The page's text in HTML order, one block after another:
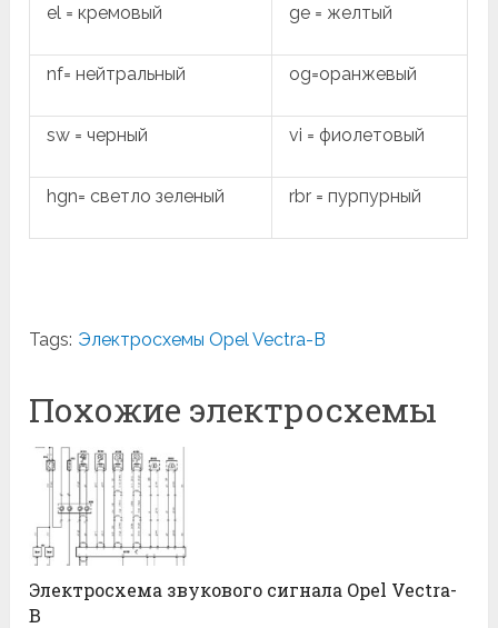
el = кремовый ge = желтый
nf= нейтральный og=оранжевый
sw = черный vi = фиолетовый
hgn= светло зеленый rbr = пурпурный
Tags: Электросхемы Opel Vectra-B
Похожие электросхемы
Электросхема звукового сигнала Opel Vectra-
B